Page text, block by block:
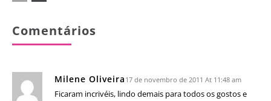
Comentários
Milene Oliveira 17 de novembro de 2011 At 11:48 am
Ficaram incrivéis, lindo demais para todos os gostos e